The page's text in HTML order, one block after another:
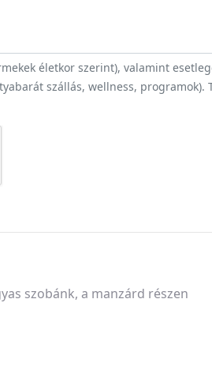
életkor szerint), valamint
szállás, wellness, programok).
szobánk, a manzárd részen